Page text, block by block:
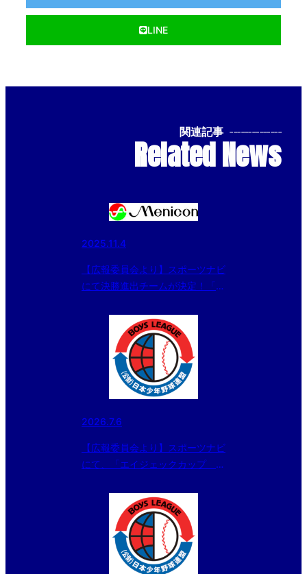
LINE
関連記事 --------------
Related News
2025.11.4
【広報委員会より】スポーツナビ
にて決勝進出チームが決定！「メ
日本少年野球中日本秋季大会」中
学部の記事が配信されました
2026.7.6
【広報委員会より】スポーツナビ
にて、「エイジェックカップ 第
組み合わせが決定！」記事を配信